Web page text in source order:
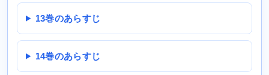
13巻のあらすじ
14巻のあらすじ